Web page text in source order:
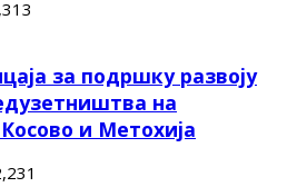
за подршку развоју
на
и Метохија